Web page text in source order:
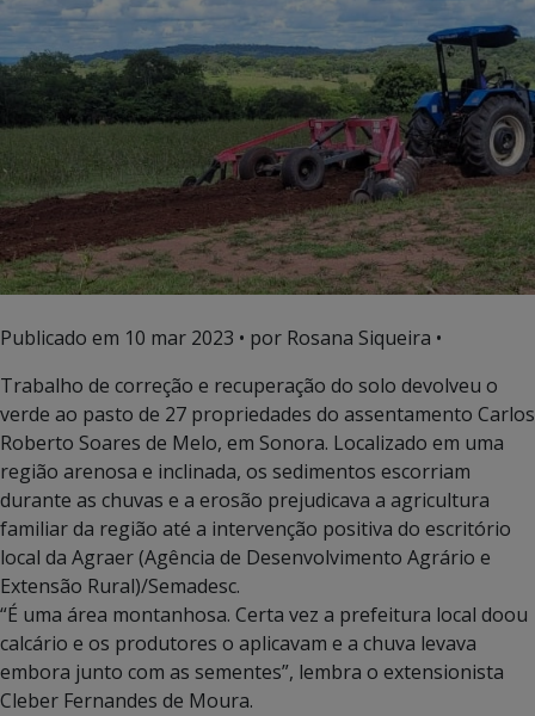
Publicado em 10 mar 2023 • por Rosana Siqueira •
Trabalho de correção e recuperação do solo devolveu o
verde ao pasto de 27 propriedades do assentamento Carlos
Roberto Soares de Melo, em Sonora. Localizado em uma
região arenosa e inclinada, os sedimentos escorriam
durante as chuvas e a erosão prejudicava a agricultura
familiar da região até a intervenção positiva do escritório
local da Agraer (Agência de Desenvolvimento Agrário e
Extensão Rural)/Semadesc.
“É uma área montanhosa. Certa vez a prefeitura local doou
calcário e os produtores o aplicavam e a chuva levava
embora junto com as sementes”, lembra o extensionista
Cleber Fernandes de Moura.